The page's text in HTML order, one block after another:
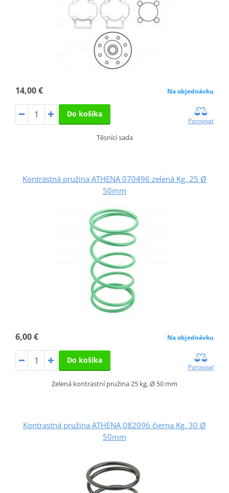
14,00 € Na objednávku
Do košíka
Porovnať
Těsnící sada
Kontrastná pružina ATHENA 070496 zelená Kg. 25 Ø
50mm
6,00 € Na objednávku
Do košíka
Porovnať
Zelená kontrastní pružina 25 kg, Ø 50 mm
Kontrastná pružina ATHENA 082096 čierna Kg. 30 Ø
50mm